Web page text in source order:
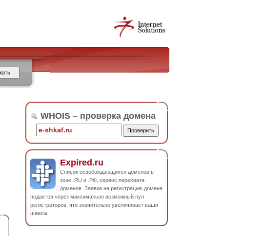
WHOIS – проверка домена
Expired.ru
Список освобождающихся доменов в
зоне .RU и .РФ, сервис перехвата
доменов. Заявка на регистрацию домена
подается через максимально возможный пул
регистраторов, что значительно увеличивает ваши
шансы.